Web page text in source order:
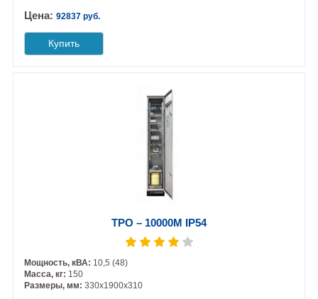
Цена:92837 руб.
Купить
ТРО – 10000М IP54
Мощность, кВА: 10,5 (48)
Масса, кг: 150
Размеры, мм:330х1900х310